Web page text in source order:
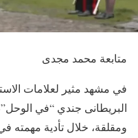
متابعة محمد مجدى
في مشهد مثير لعلامات
البريطانى جندي “في
ومقلقة، خلال تأدية مهمته